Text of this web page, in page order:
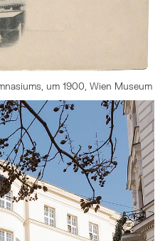
um 1900, Wien Museum